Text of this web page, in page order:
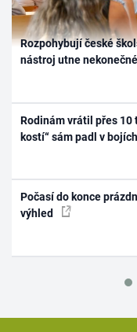
Rozpohybují české
nástroj utne
Rodinám vrátil přes 10
kostí“ sám padl v bojích
Počasí do konce
výhled